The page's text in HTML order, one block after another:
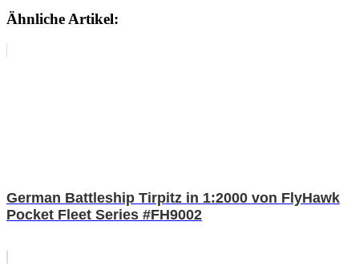
Ähnliche Artikel:
German Battleship Tirpitz in 1:2000 von FlyHawk
Pocket Fleet Series #FH9002